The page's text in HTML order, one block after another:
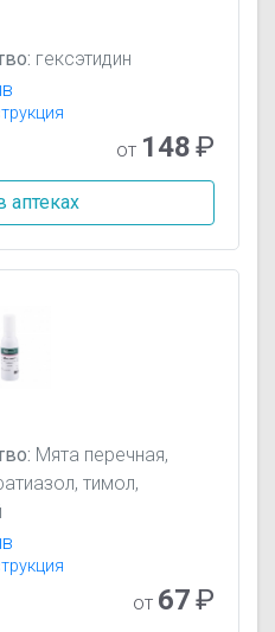
гексэтидин
от 148₽
Мята перечная,
тимол,
от 67₽